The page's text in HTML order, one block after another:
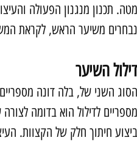
מטה. תכנון מנגנון הפעולה
נבחרים משיער הראש, לקראת
דילול השיער
הסוג השני של, בלה דונה
מספריים לדילול הוא בדומה
ביצוע חיתוך חלק של הקצוות.